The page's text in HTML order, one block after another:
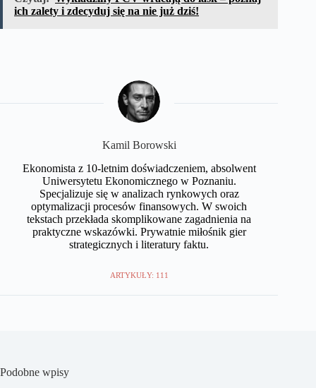
ich zalety i zdecyduj się na nie już dziś!
Kamil Borowski
Ekonomista z 10-letnim doświadczeniem, absolwent
Uniwersytetu Ekonomicznego w Poznaniu.
Specjalizuje się w analizach rynkowych oraz
optymalizacji procesów finansowych. W swoich
tekstach przekłada skomplikowane zagadnienia na
praktyczne wskazówki. Prywatnie miłośnik gier
strategicznych i literatury faktu.
ARTYKUŁY: 111
Podobne wpisy